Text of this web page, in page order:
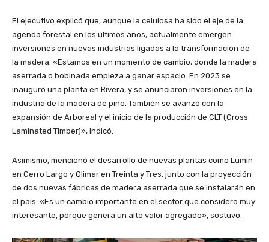
El ejecutivo explicó que, aunque la celulosa ha sido el eje de la
agenda forestal en los últimos años, actualmente emergen
inversiones en nuevas industrias ligadas a la transformación de
la madera. «Estamos en un momento de cambio, donde la madera
aserrada o bobinada empieza a ganar espacio. En 2023 se
inauguró una planta en Rivera, y se anunciaron inversiones en la
industria de la madera de pino. También se avanzó con la
expansión de Arboreal y el inicio de la producción de CLT (Cross
Laminated Timber)», indicó.
Asimismo, mencionó el desarrollo de nuevas plantas como Lumin
en Cerro Largo y Olimar en Treinta y Tres, junto con la proyección
de dos nuevas fábricas de madera aserrada que se instalarán en
el país. «Es un cambio importante en el sector que considero muy
interesante, porque genera un alto valor agregado», sostuvo.